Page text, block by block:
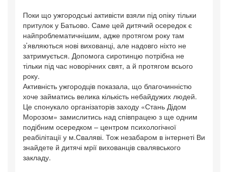
Поки що ужгородські активісти взяли під опіку тільки
притулок у Батьово. Саме цей дитячий осередок є
найпроблематичнішим, адже протягом року там
з’являються нові вихованці, але надовго ніхто не
затримується. Допомога сиротинцю потрібна не
тільки під час новорічних свят, а й протягом всього
року.
Активність ужгородців показала, що благочинністю
хоче займатись велика кількість небайдужих людей.
Це спонукало організаторів заходу «Стань Дідом
Морозом» замислитись над співпрацею з ще одним
подібним осередком – центром психологічної
реабілітації у м.Сваляві. Тож незабаром в інтернеті Ви
знайдете й дитячі мрії вихованців свалявського
закладу.